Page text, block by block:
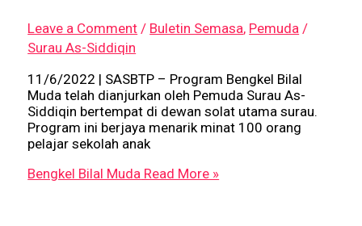
Leave a Comment / Buletin Semasa, Pemuda /
Surau As-Siddiqin
11/6/2022 | SASBTP – Program Bengkel Bilal
Muda telah dianjurkan oleh Pemuda Surau As-
Siddiqin bertempat di dewan solat utama surau.
Program ini berjaya menarik minat 100 orang
pelajar sekolah anak
Bengkel Bilal Muda Read More »